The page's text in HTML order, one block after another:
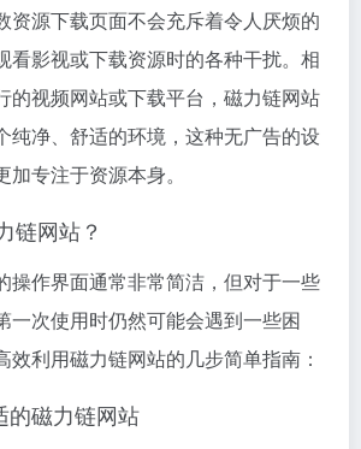
资源下载页面不会充斥着令人厌烦的
看影视或下载资源时的各种干扰。相
的视频网站或下载平台，磁力链网站
纯净、舒适的环境，这种无广告的设
专注于资源本身。
链网站？
操作界面通常非常简洁，但对于一些
一次使用时仍然可能会遇到一些困
效利用磁力链网站的几步简单指南：
的磁力链网站